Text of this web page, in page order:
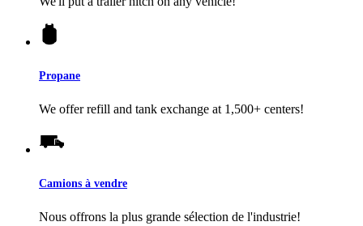
Propane
We offer refill and tank exchange at 1,500+ centers!
Camions à vendre
Nous offrons la plus grande sélection de l'industrie!